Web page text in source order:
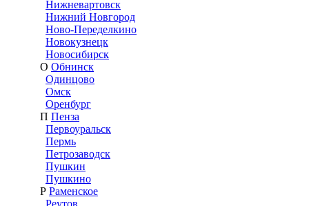
Нижневартовск
Нижний Новгород
Ново-Переделкино
Новокузнецк
Новосибирск
О Обнинск
Одинцово
Омск
Оренбург
П Пенза
Первоуральск
Пермь
Петрозаводск
Пушкин
Пушкино
Р Раменское
Реутов